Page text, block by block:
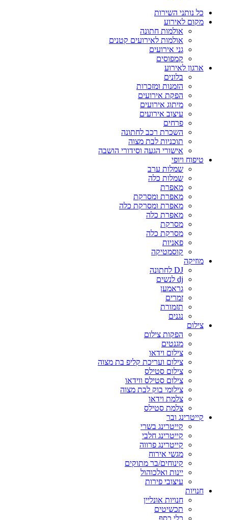
כל נותני השירות
מקום לאירוע
אולמות חתונה
אולמות לאירועים קטנים
גני אירועים
קמפוסים
ארגון לאירוע
בלונים
הזמנות ומזכרות
הפקת אירועים
מיתוג אירועים
עיצוב אירועים
פרחים
השכרת רכב לחתונה
תוכניות לבת מצוה
אישורי הגעה וסידורי הושבה
טיפוח ויופי
שמלות ערב
שמלות כלה
מאפרת
מאפרת ומסרקת
מאפרת ומסרקת כלה
מאפרת כלה
מסרקת
מסרקת כלה
פאניות
קוסמטיקה
מוזיקה
DJ לחתונה
dj לנשים
גראמען
זמרים
תזמורת
נגנים
צילום
הפקות צילום
מגנטים
צילום וידאו
צילום ועריכת קליפ בת מצוה
צילום סטילס
צילום סטילס ווידאו
צילומי בוק לבת מצוה
צלמת וידאו
צלמת סטילס
קייטרינג ובר
קייטרינג בשרי
קייטרינג חלבי
קייטרינג פרווה
מגשי אירוח
קינוחים/בר מתוקים
יינות ואלכוהול
עיצובי פירות
חנויות
חנויות אונליין
תכשיטים
כלי כסף